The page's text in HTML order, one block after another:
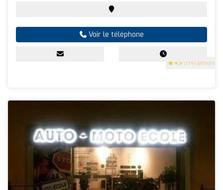
4.5 (134 Opinions)
Voir le téléphone